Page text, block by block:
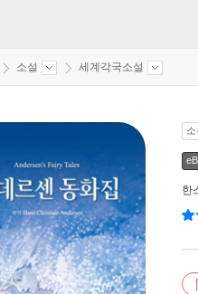
소설 세계각국소설
한